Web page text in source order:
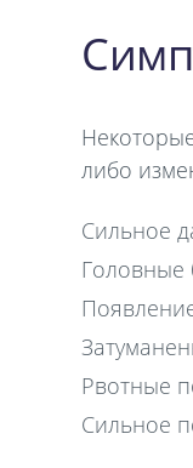
либо
Сильное
Головные
Рвотные
Сильное